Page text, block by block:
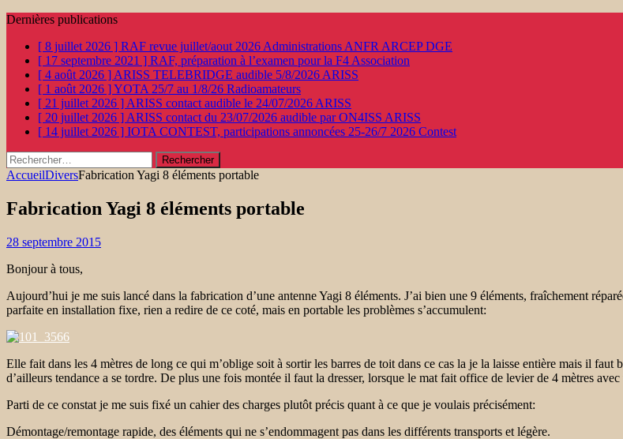
Dernières publications
[ 8 juillet 2026 ] RAF revue juillet/aout 2026 Administrations ANFR ARCEP DGE
[ 17 septembre 2021 ] RAF, préparation à l’examen pour la F4 Association
[ 4 août 2026 ] ARISS TELEBRIDGE audible 5/8/2026 ARISS
[ 1 août 2026 ]YOTA 25/7 au 1/8/26 Radioamateurs
[ 21 juillet 2026 ] ARISS contact audible le 24/07/2026 ARISS
[ 20 juillet 2026 ] ARISS contact du 23/07/2026 audible par ON4ISS ARISS
[ 14 juillet 2026 ] IOTA CONTEST, participations annoncées 25-26/7 2026 Contest
Rechercher :
AccueilDiversFabrication Yagi 8 éléments portable
Fabrication Yagi 8 éléments portable
28 septembre 2015
Bonjour à tous,
Aujourd’hui je me suis lancé dans la fabrication d’une antenne Yagi 8 éléments. J’ai bien une 9 éléments, fraîchement
parfaite en installation fixe, rien a redire de ce coté, mais en portable les problèmes s’accumulent:
Elle fait dans les 4 mètres de long ce qui m’oblige soit à sortir les barres de toit dans ce cas la je la laisse entière mais il
d’ailleurs tendance a se tordre. De plus une fois montée il faut la dresser, lorsque le mat fait office de levier de 4 mètres
Parti de ce constat je me suis fixé un cahier des charges plutôt précis quant à ce que je voulais précisément:
Démontage/remontage rapide, des éléments qui ne s’endommagent pas dans les différents transports et légère.